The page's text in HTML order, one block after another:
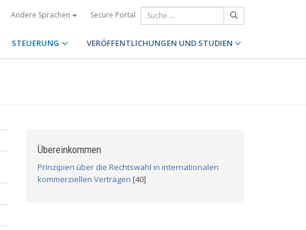
Andere Sprachen Secure Portal
STEUERUNG VERÖFFENTLICHUNGEN UND STUDIEN
Übereinkommen
Prinzipien über die Rechtswahl in internationalen
kommerziellen Verträgen [40]